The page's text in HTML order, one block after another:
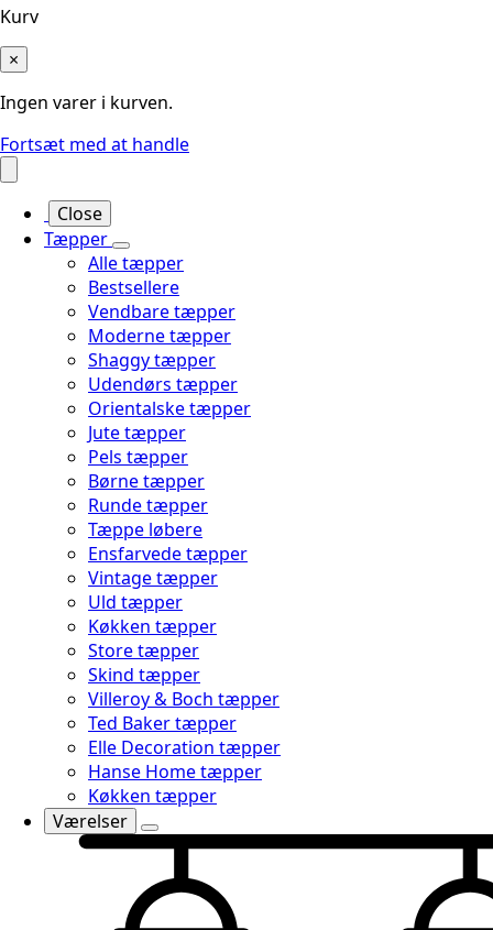
Kurv
×
Ingen varer i kurven.
Fortsæt med at handle
Close
Tæpper
Alle tæpper
Bestsellere
Vendbare tæpper
Moderne tæpper
Shaggy tæpper
Udendørs tæpper
Orientalske tæpper
Jute tæpper
Pels tæpper
Børne tæpper
Runde tæpper
Tæppe løbere
Ensfarvede tæpper
Vintage tæpper
Uld tæpper
Køkken tæpper
Store tæpper
Skind tæpper
Villeroy & Boch tæpper
Ted Baker tæpper
Elle Decoration tæpper
Hanse Home tæpper
Køkken tæpper
Værelser